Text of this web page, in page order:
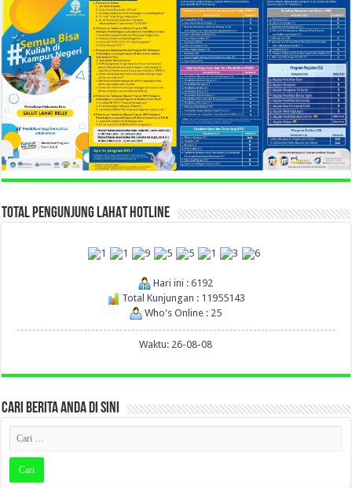
TOTAL PENGUNJUNG LAHAT HOTLINE
Hari ini : 6192
Total Kunjungan : 11955143
Who's Online : 25
Waktu: 26-08-08
CARI BERITA ANDA DI SINI